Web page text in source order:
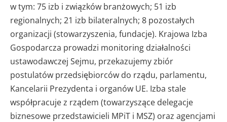
w tym: 75 izb i związków branżowych; 51 izb
regionalnych; 21 izb bilateralnych; 8 pozostałych
organizacji (stowarzyszenia, fundacje). Krajowa Izba
Gospodarcza prowadzi monitoring działalności
ustawodawczej Sejmu, przekazujemy zbiór
postulatów przedsiębiorców do rządu, parlamentu,
Kancelarii Prezydenta i organów UE. Izba stale
współpracuje z rządem (towarzyszące delegacje
biznesowe przedstawicieli MPiT i MSZ) oraz agencjami